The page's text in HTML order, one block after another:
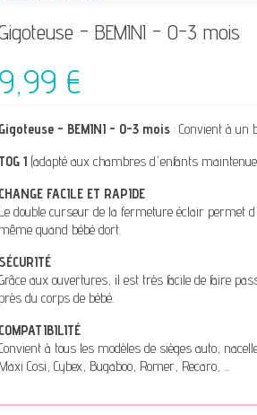
- BEMINI - 0-3 mois
9,99 €
Gigoteuse - BEMINI - 0-3 mois: Convient à un
TOG 1(adapté aux chambres d'enfants
CHANGE FACILE ET RAPIDE
Le double curseur de la fermeture éclair permet
même quand bébé dort.
aux ouvertures, il est très facile de faire
près du corps de bébé.
COMPATIBILITÉ
à tous les modèles de sièges auto,
Maxi Cosi, Cybex, Bugaboo, Romer, Recaro, ...